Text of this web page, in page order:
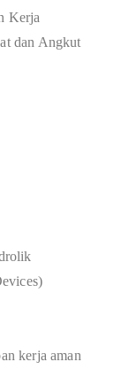
Kerja
dan Angkut
kerja aman